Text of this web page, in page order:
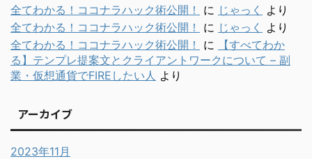
全てわかる！ココナラハック術公開！
に じゃっく
より
全てわかる！ココナラハック術公開！
に じゃっく
より
全てわかる！ココナラハック術公開！
に
【すべてわか
る】テンプレ提案文とクライアントワークについて – 副
業・仮想通貨でFIREしたい人 より
アーカイブ
2023年11月